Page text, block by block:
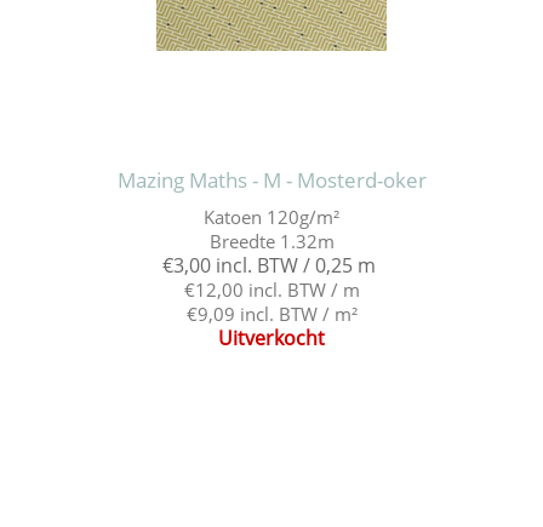
Mazing Maths - M - Mosterd-oker
Katoen 120g/m²
Breedte 1.32m
€3,00 incl. BTW / 0,25 m
€12,00 incl. BTW / m
€9,09 incl. BTW / m²
Uitverkocht